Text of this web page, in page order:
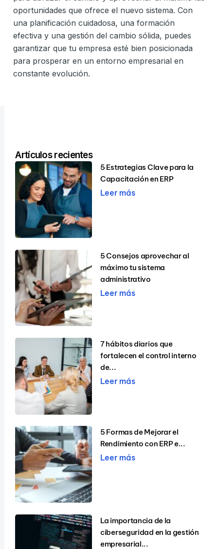
oportunidades que ofrece el nuevo sistema. Con
una planificación cuidadosa, una formación
efectiva y una gestión del cambio sólida, puedes
garantizar que tu empresa esté bien posicionada
para prosperar en un entorno empresarial en
constante evolución.
Artículos recientes
5 Estrategias Clave para la
Capacitación en ERP
Leer más
5 Consejos aprovechar al
máximo tu sistema
administrativo​
Leer más
7 hábitos diarios que
fortalecen el control interno
de...
Leer más
5 Formas de Mejorar el
Rendimiento con ERP e...
Leer más
La importancia de la
ciberseguridad en la gestión
empresarial...